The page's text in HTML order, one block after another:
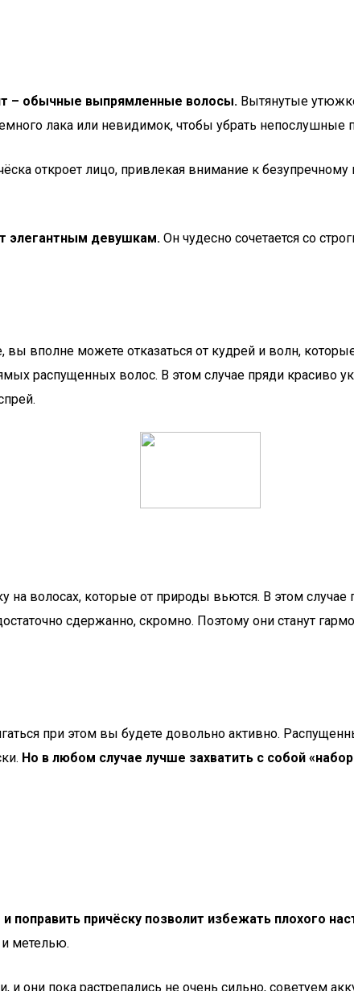
– обычные выпрямленные волосы. Вытянутые
лака или невидимок, чтобы убрать непослушные
откроет лицо, привлекая внимание к
элегантным девушкам. Он чудесно сочетается со
вполне можете отказаться от кудрей и волн,
распущенных волос. В этом случае пряди красиво
волосах, которые от природы вьются. В этом
сдержанно, скромно. Поэтому они станут
при этом вы будете довольно активно.
Но в любом случае лучше захватить с собой
причёску позволит избежать плохого
и метелью.
они пока растрепались не очень сильно, советуем